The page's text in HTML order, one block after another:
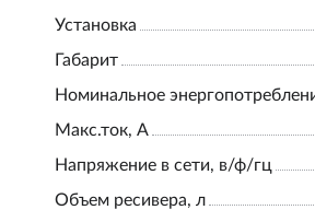
Установка
Габарит
Номинальное
Макс.ток, А
Напряжение в сети, в/ф/гц
Объем ресивера, л